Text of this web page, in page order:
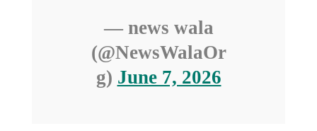
— news wala
(@NewsWalaOr
g) June 7, 2026